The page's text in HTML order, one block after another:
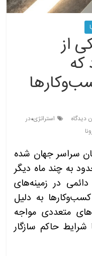
از
که
می‌توانست برای کسب‌‎وکارها
دیدگاه استراتژی،در
سراسر جهان شده
به چند ماه دیگر
در زمینه‌های
به دلیل
متعددی مواجه
حاکم سازگار